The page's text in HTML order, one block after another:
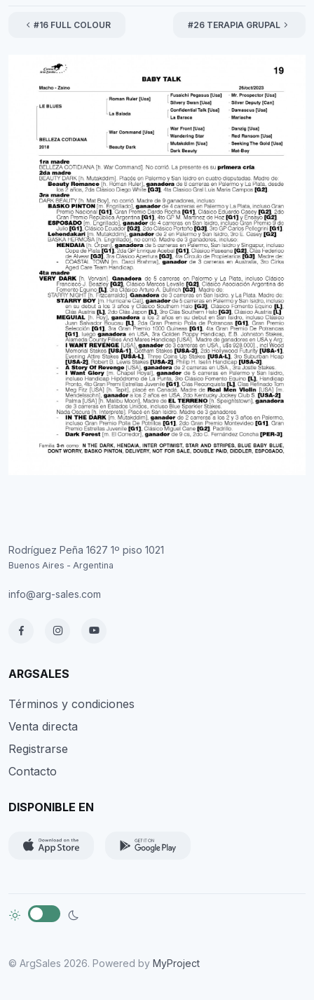
#16 FULL COLOUR #26 TERAPIA GRUPAL
Rodríguez Peña 1627 1º piso 1021
Buenos Aires - Argentina
info@arg-sales.com
ARGSALES
Términos y condiciones
Venta directa
Registrarse
Contacto
DISPONIBLE EN
© ArgSales 2026. Powered by MyProject